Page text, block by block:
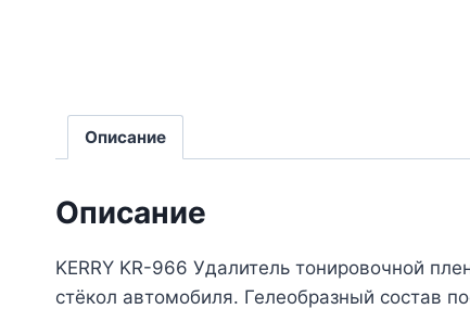
Описание
Описание
KERRY KR-966 Удалитель тонировочной
стёкол автомобиля. Гелеобразный состав